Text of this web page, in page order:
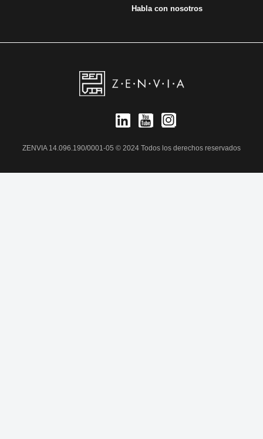
Habla con nosotros
ZENVIA 14.096.190/0001-05 © 2024 Todos los derechos reservados